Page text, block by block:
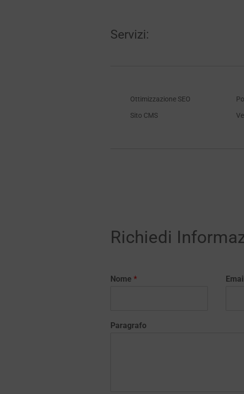
Servizi:
Ottimizzazione SEO
Sito CMS
Richiedi
Nome *
Paragrafo